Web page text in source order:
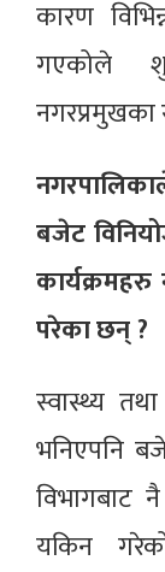
कारण
गएकोले
नगरप्रमुखका
बजेट
परेका छन् ?
स्वास्थ्य
भनिएपनि
विभागबाट
यकिन